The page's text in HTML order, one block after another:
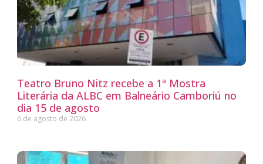
Teatro Bruno Nitz recebe a 1ª Mostra
Literária da ALBC em Balneário Camboriú no
dia 15 de agosto
6 de agosto de 2026